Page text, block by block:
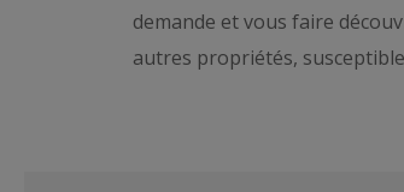
demande et vous faire
autres propriétés,